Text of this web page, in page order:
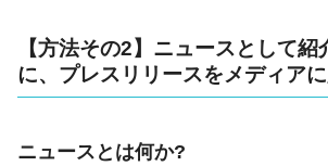
【方法その2】ニュースとして紹
に、プレスリリースをメディア
ニュースとは何か?